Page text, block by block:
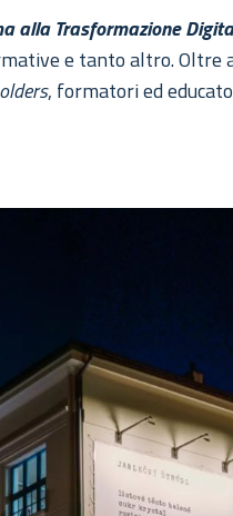
alla Trasformazione
e tanto altro. Oltre
, formatori ed